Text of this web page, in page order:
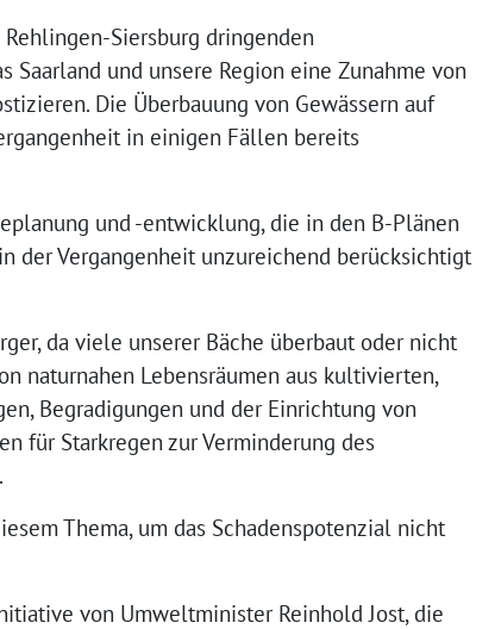
Siersburg dringenden
Saarland und unsere Region eine Zunahme von
Die Überbauung von Gewässern auf
in einigen Fällen bereits
und -entwicklung, die in den B-Plänen
der Vergangenheit unzureichend berücksichtigt
da viele unserer Bäche überbaut oder nicht
naturnahen Lebensräumen aus kultivierten,
Begradigungen und der Einrichtung von
für Starkregen zur Verminderung des
Thema, um das Schadenspotenzial nicht
von Umweltminister Reinhold Jost, die